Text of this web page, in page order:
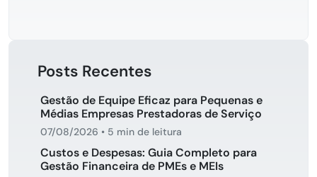
Posts Recentes
Gestão de Equipe Eficaz para Pequenas e
Médias Empresas Prestadoras de Serviço
07/08/2026 • 5 min de leitura
Custos e Despesas: Guia Completo para
Gestão Financeira de PMEs e MEIs